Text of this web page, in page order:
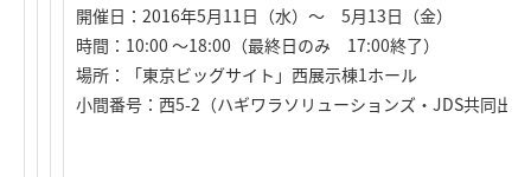
開催日：2016年5月11日（水）～ 5月13日（金）
時間：10:00 ～18:00（最終日のみ 17:00終了）
場所：「東京ビッグサイト」西展示棟1ホール
小間番号：西5-2（ハギワラソリューションズ・JDS共同出